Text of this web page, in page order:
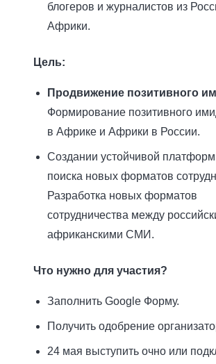
блогеров и журналистов из
Африки.
Цель:
Продвижение позитивного
Формирование позитивного
в Африке и Африки в России.
Создании устойчивой
поиска новых форматов
Разработка новых форматов
сотрудничества между
африканскими СМИ.
Что нужно для участия?
Заполнить Google Форму.
Получить одобрение
24 мая выступить очно или